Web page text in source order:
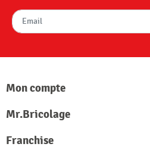
Mon compte
Mr.Bricolage
Franchise